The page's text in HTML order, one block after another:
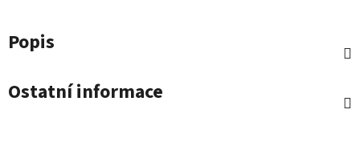
Popis
Ostatní informace